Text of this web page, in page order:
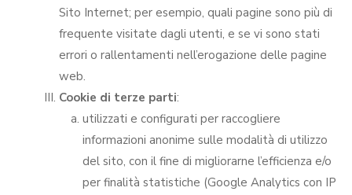
Sito Internet; per esempio, quali pagine sono più di
frequente visitate dagli utenti, e se vi sono stati
errori o rallentamenti nell’erogazione delle pagine
web.
Cookie di terze parti:
utilizzati e configurati per raccogliere
informazioni anonime sulle modalità di utilizzo
del sito, con il fine di migliorarne l’efficienza e/o
per finalità statistiche (Google Analytics con IP